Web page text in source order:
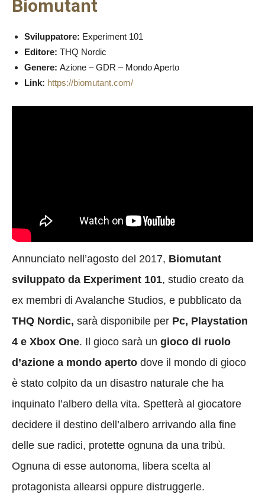
Biomutant
Sviluppatore: Experiment 101
Editore: THQ Nordic
Genere: Azione – GDR – Mondo Aperto
Link: https://biomutant.com/
Annunciato nell’agosto del 2017, Biomutant
sviluppato da Experiment 101, studio creato da
ex membri di Avalanche Studios, e pubblicato da
THQ Nordic, sarà disponibile per Pc, Playstation
4 e Xbox One. Il gioco sarà un gioco di ruolo
d’azione a mondo aperto dove il mondo di gioco
è stato colpito da un disastro naturale che ha
inquinato l’albero della vita. Spetterà al giocatore
decidere il destino dell’albero arrivando alla fine
delle sue radici, protette ognuna da una tribù.
Ognuna di esse autonoma, libera scelta al
protagonista allearsi oppure distruggerle.